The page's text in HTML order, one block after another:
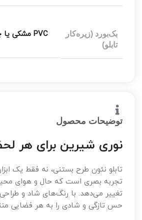
بک‌بورد (زیره‌کار
تابلو)
PVC مشکی یا چوب MDF
توضیحات محصول
نوری شیرین برای هر
تابلو نئون طرح بستنی، نه فقط یک
تجربه بصری است که حال و هوای
تغییر می‌دهد. با رنگ‌های شاد و طراحی
حس تازگی و شادی را به هر فضایی